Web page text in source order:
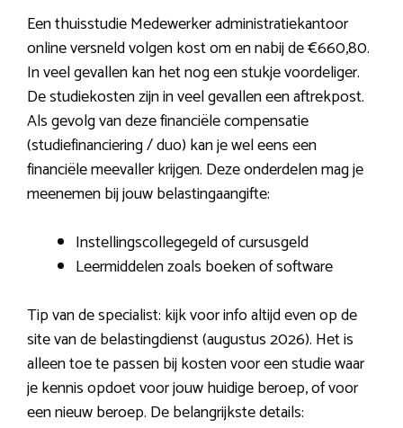
Een thuisstudie Medewerker administratiekantoor
online versneld volgen kost om en nabij de €660,80.
In veel gevallen kan het nog een stukje voordeliger.
De studiekosten zijn in veel gevallen een aftrekpost.
Als gevolg van deze financiële compensatie
(studiefinanciering / duo) kan je wel eens een
financiële meevaller krijgen. Deze onderdelen mag je
meenemen bij jouw belastingaangifte:
Instellingscollegegeld of cursusgeld
Leermiddelen zoals boeken of software
Tip van de specialist: kijk voor info altijd even op de
site van de belastingdienst (augustus 2026). Het is
alleen toe te passen bij kosten voor een studie waar
je kennis opdoet voor jouw huidige beroep, of voor
een nieuw beroep. De belangrijkste details: